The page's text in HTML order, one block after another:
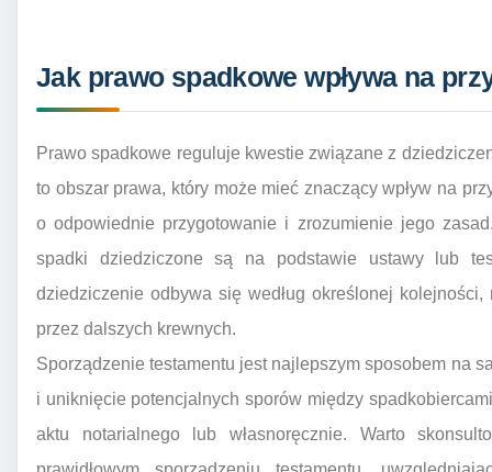
Jak prawo spadkowe wpływa na
Prawo spadkowe reguluje kwestie związane z
to obszar prawa, który może mieć znaczący wpływ na
o odpowiednie przygotowanie i zrozumienie jego
spadki dziedziczone są na podstawie ustawy lub
dziedziczenie odbywa się według określonej
przez dalszych krewnych.
Sporządzenie testamentu jest najlepszym sposobem na
i uniknięcie potencjalnych sporów między
aktu notarialnego lub własnoręcznie. Warto